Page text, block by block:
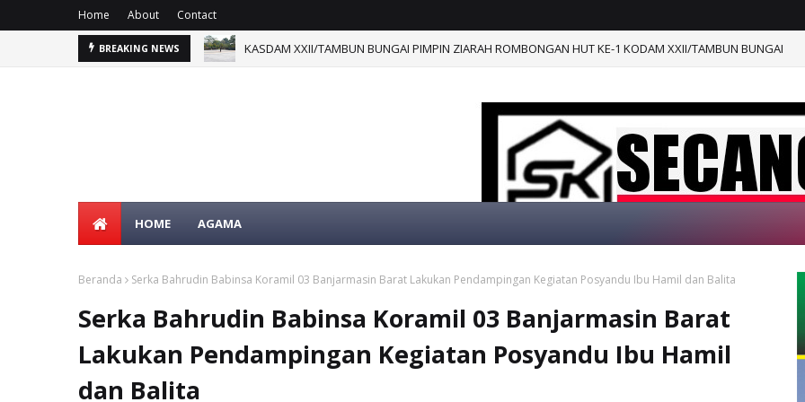
Home About Contact
BREAKING NEWS Perbaikan Pipanisasi Dikebut, Satgas TMMD Ke-129 Pastikan Program TNI Manunggal Air Bersih
HOME AGAMA
Beranda Serka Bahrudin Babinsa Koramil 03 Banjarmasin Barat Lakukan Pendampingan Kegiatan Posyandu Ibu Hamil dan Balita
Serka Bahrudin Babinsa Koramil 03 Banjarmasin Barat
Lakukan Pendampingan Kegiatan Posyandu Ibu Hamil
dan Balita